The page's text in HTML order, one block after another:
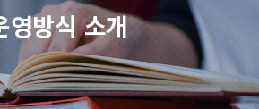
영방식 소개